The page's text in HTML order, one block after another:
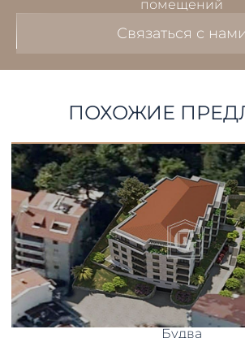
помещений
Связаться с
ПОХОЖИЕ
Будва